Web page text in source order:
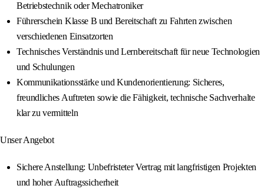
Betriebstechnik oder Mechatroniker
Führerschein Klasse B und Bereitschaft zu Fahrten zwischen
verschiedenen Einsatzorten
Technisches Verständnis und Lernbereitschaft für neue Technologien
und Schulungen
Kommunikationsstärke und Kundenorientierung: Sicheres,
freundliches Auftreten sowie die Fähigkeit, technische Sachverhalte
klar zu vermitteln
Unser Angebot
Sichere Anstellung: Unbefristeter Vertrag mit langfristigen Projekten
und hoher Auftragssicherheit